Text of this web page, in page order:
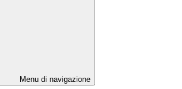
Menu di navigazione